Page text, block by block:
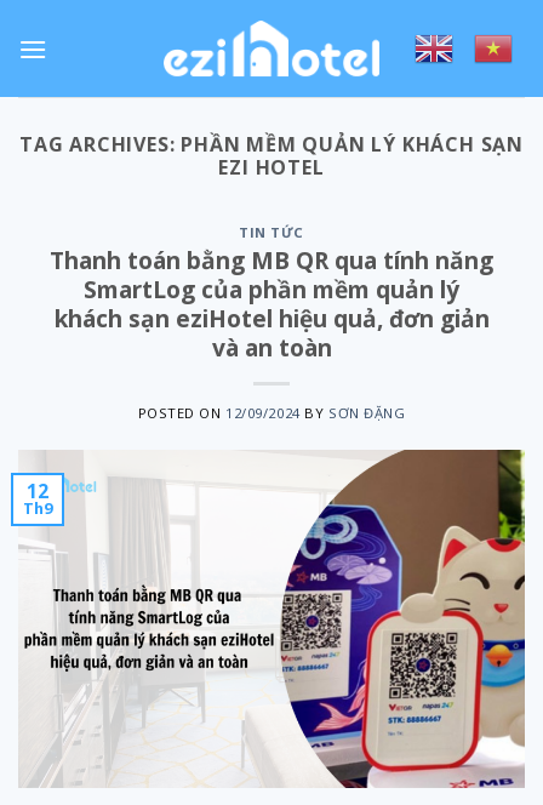
TAG ARCHIVES: PHẦN MỀM QUẢN LÝ KHÁCH SẠN
EZI HOTEL
TIN TỨC
Thanh toán bằng MB QR qua tính năng
SmartLog của phần mềm quản lý
khách sạn eziHotel hiệu quả, đơn giản
và an toàn
POSTED ON 12/09/2024BY SƠN ĐẶNG
12
Th9